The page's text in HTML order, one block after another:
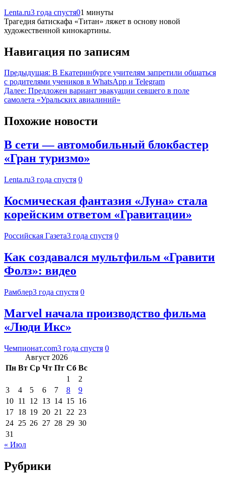
Lenta.ru3 года спустя01 минуты
Трагедия батискафа «Титан» ляжет в основу новой
художественной кинокартины.
Навигация по записям
Предыдущая: В Екатеринбурге учителям запретили общаться
с родителями учеников в WhatsApp и Telegram
Далее: Предложен вариант эвакуации севшего в поле
самолета «Уральских авиалиний»
Похожие новости
В сети — автомобильный блокбастер
«Гран туризмо»
Lenta.ru3 года спустя 0
Космическая фантазия «Луна» стала
корейским ответом «Гравитации»
Российская Газета3 года спустя 0
Как создавался мультфильм «Гравити
Фолз»: видео
Рамблер3 года спустя 0
Marvel начала производство фильма
«Люди Икс»
Чемпионат.com3 года спустя 0
Август 2026
Пн Вт Ср Чт Пт Сб Вс
1
2
3
4 5 6 7 8
9
10 11 12 13 14 15 16
17 18 19 20 21 22 23
24 25 26 27 28 29 30
31
« Июл
Рубрики